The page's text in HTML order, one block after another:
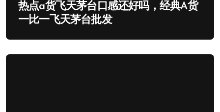
热点a货飞天茅台口感还好吗，经典A货
一比一飞天茅台批发